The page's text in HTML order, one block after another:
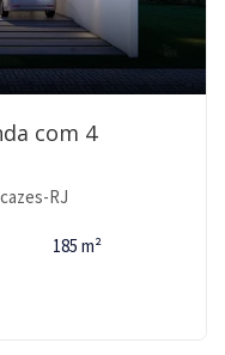
com 4
RJ
185 m²